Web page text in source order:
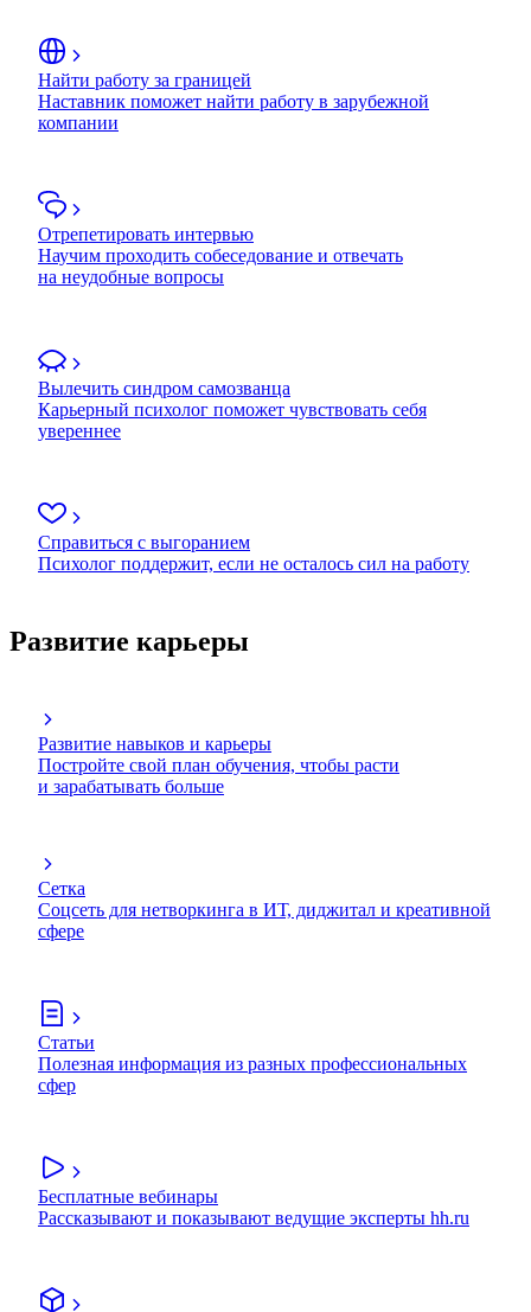
Найти работу за границей
Наставник поможет найти работу в зарубежной
компании
Отрепетировать интервью
Научим проходить собеседование и отвечать
на неудобные вопросы
Вылечить синдром самозванца
Карьерный психолог поможет чувствовать себя
увереннее
Справиться с выгоранием
Психолог поддержит, если не осталось сил на работу
Развитие карьеры
Развитие навыков и карьеры
Постройте свой план обучения, чтобы расти
и зарабатывать больше
Сетка
Соцсеть для нетворкинга в ИТ, диджитал и креативной
сфере
Статьи
Полезная информация из разных профессиональных
сфер
Бесплатные вебинары
Рассказывают и показывают ведущие эксперты hh.ru